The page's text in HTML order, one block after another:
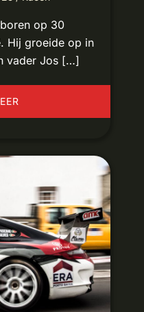
op 30
Hij groeide op in
vader Jos […]